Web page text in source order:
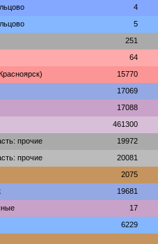
4
5
251
64
15770
17069
17088
461300
прочие 19972
прочие 20081
2075
19681
17
6229